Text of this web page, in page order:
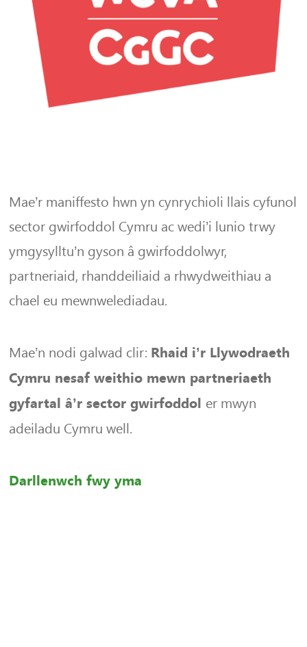
Mae’r maniffesto hwn yn cynrychioli llais cyfunol
sector gwirfoddol Cymru ac wedi’i lunio trwy
ymgysylltu’n gyson â gwirfoddolwyr,
partneriaid, rhanddeiliaid a rhwydweithiau a
chael eu mewnwelediadau.
Mae’n nodi galwad clir: Rhaid i’r Llywodraeth
Cymru nesaf weithio mewn partneriaeth
gyfartal â’r sector gwirfoddol er mwyn
adeiladu Cymru well.
Darllenwch fwy yma